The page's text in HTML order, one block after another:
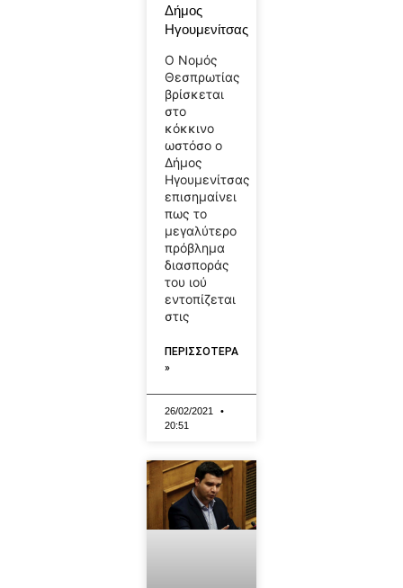
Δήμος
Ηγουμενίτσας
Ο Νομός
Θεσπρωτίας
βρίσκεται
στο
κόκκινο
ωστόσο ο
Δήμος
Ηγουμενίτσας
επισημαίνει
πως το
μεγαλύτερο
πρόβλημα
διασποράς
του ιού
εντοπίζεται
στις
ΠΕΡΙΣΣΟΤΕΡΑ
»
26/02/2021
20:51